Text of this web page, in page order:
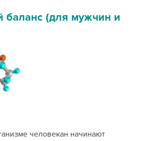
баланс (для мужчин и
человекан начинают